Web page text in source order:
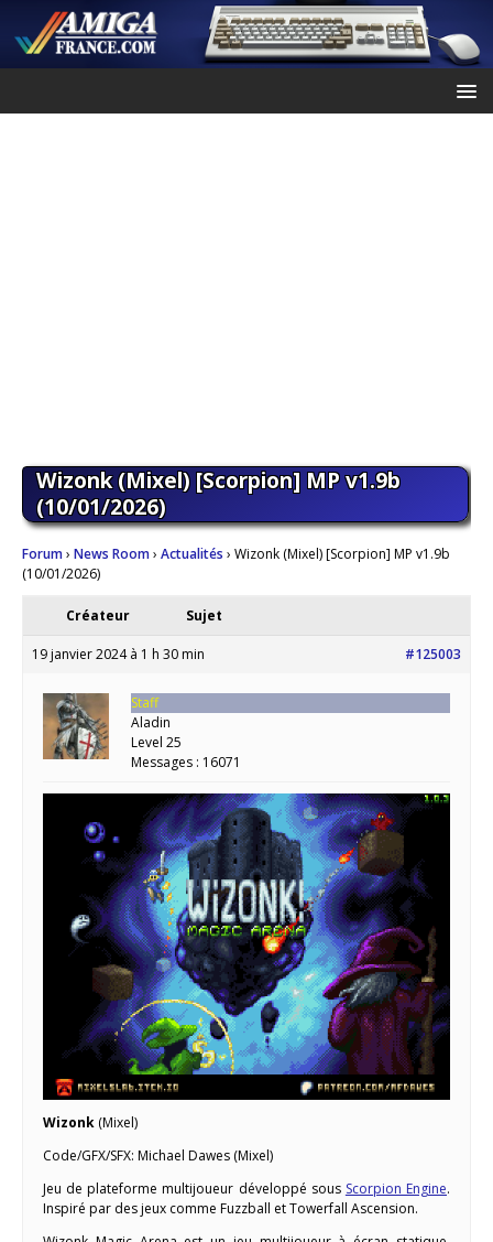
Wizonk (Mixel) [Scorpion] MP v1.9b
(10/01/2026)
Forum› News Room› Actualités › Wizonk (Mixel) [Scorpion] MP v1.9b
(10/01/2026)
Créateur Sujet
19 janvier 2024 à 1 h 30 min #125003
Staff
Aladin
Level 25
Messages : 16071
Wizonk (Mixel)
Code/GFX/SFX: Michael Dawes (Mixel)
Jeu de plateforme multijoueur développé sous Scorpion Engine.
Inspiré par des jeux comme Fuzzball et Towerfall Ascension.